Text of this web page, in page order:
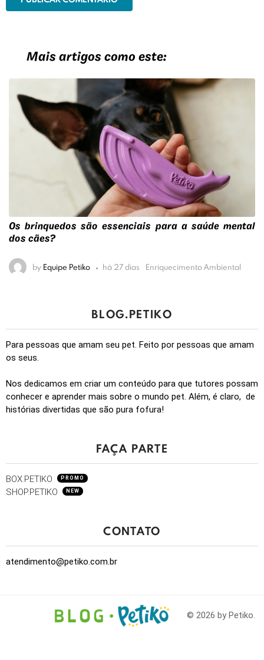
Mais artigos como este:
Os brinquedos são essenciais para a saúde mental
dos cães?
by Equipe Petiko há 27 dias Enriquecimento Ambiental
BLOG.PETIKO
Para pessoas que amam seu pet. Feito por pessoas que amam
os seus.
Nos dedicamos em criar um conteúdo para que tutores possam
conhecer e aprender mais sobre o mundo pet. Além, é claro, de
histórias divertidas que são pura fofura!
FAÇA PARTE
BOX.PETIKO PROMO
SHOP.PETIKO NEW
CONTATO
atendimento@petiko.com.br
© 2026 by Petiko.